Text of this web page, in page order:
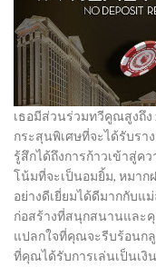
เธอมีส่วนร่วมทวีคูณสูงถึ
กระสุนพิเศษที่จะได้รับร
รู้สึกได้ถึงการก้าวเข้าสู่
โน้มที่จะเป็นอมยิ้ม, หมาก
อย่างดีเยี่ยมได้ดีมากกับ
ก่อสร้างที่สนุกสนานและ
แปลกใจที่คุณจะรีบร้อนก
ที่คุณได้รับการเล่นเป็นเงิ